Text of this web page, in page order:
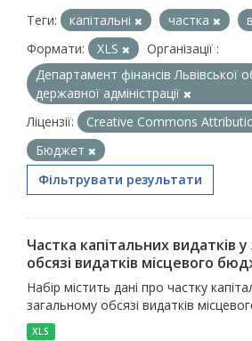
Теги: капітальні частка
Формати:
XLS
Організації :
Департамент фінансів Львівської
державної адміністрації
Ліцензії:
Creative Commons
Бюджет
Фільтрувати результати
Частка капітальних видатків
обсязі видатків місцевого
Набір містить дані про частку
загальному обсязі видатків
XLS